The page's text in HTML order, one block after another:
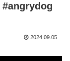
2024.09.05